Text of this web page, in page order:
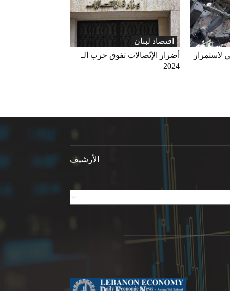
اقتصاد لبنان
أضرار الإتّصالات تفوق حرب الـ
2024
لاستمرار
الأرشيف